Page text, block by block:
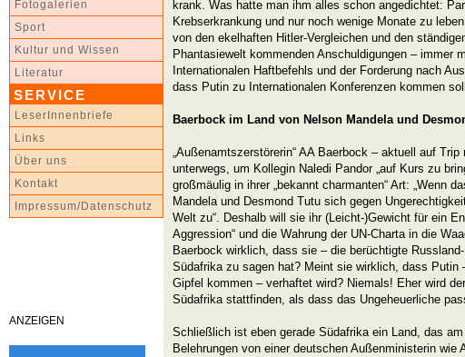
Fotogalerien
Sport
Kultur und Wissen
Literatur
SERVICE
LeserInnenbriefe
Links
Über uns
Kontakt
Impressum/Datenschutz
ANZEIGEN
krank. Was hatte man ihm alles schon angedichtet:
Krebserkrankung und nur noch wenige Monate zu
von den ekelhaften Hitler-Vergleichen und den
Phantasiewelt kommenden Anschuldigungen – immer
Internationalen Haftbefehls und der Forderung nach
dass Putin zu Internationalen Konferenzen kommen
Baerbock im Land von Nelson Mandela und
„Außenamtszerstörerin“ AA Baerbock – aktuell auf Trip
unterwegs, um Kollegin Naledi Pandor „auf Kurs zu
großmäulig in ihrer „bekannt charmanten“ Art: „Wenn
Mandela und Desmond Tutu sich gegen
Welt zu“. Deshalb will sie ihr (Leicht-)Gewicht für ein
Aggression“ und die Wahrung der UN-Charta in die
Baerbock wirklich, dass sie – die berüchtigte
Südafrika zu sagen hat? Meint sie wirklich, dass Putin
Gipfel kommen – verhaftet wird? Niemals! Eher wird
Südafrika stattfinden, als dass das Ungeheuerliche
Schließlich ist eben gerade Südafrika ein Land, das
Belehrungen von einer deutschen Außenministerin wie